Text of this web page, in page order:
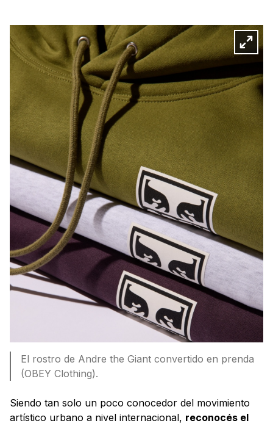
El rostro de Andre the Giant convertido en prenda
(OBEY Clothing).
Siendo tan solo un poco conocedor del movimiento
artístico urbano a nivel internacional, reconocés el